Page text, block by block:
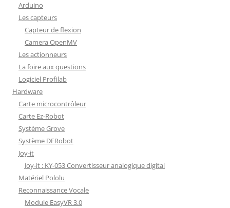
Arduino
Les capteurs
Capteur de flexion
Camera OpenMV
Les actionneurs
La foire aux questions
Logiciel Profilab
Hardware
Carte microcontrôleur
Carte Ez-Robot
Système Grove
Système DFRobot
Joy-it
Joy-it : KY-053 Convertisseur analogique digital
Matériel Pololu
Reconnaissance Vocale
Module EasyVR 3.0